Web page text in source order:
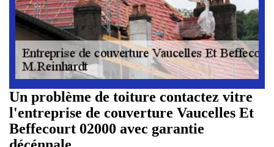
Un problème de toiture contactez vitre
l'entreprise de couverture Vaucelles Et
Beffecourt 02000 avec garantie